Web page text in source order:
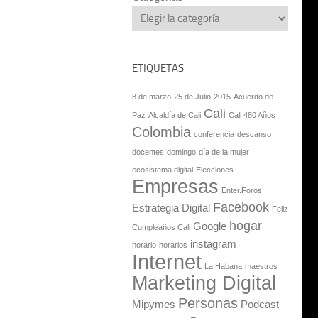
ETIQUETAS
8 de marzo 25 de Julio 2015 Acuerdo de
Paz Alcaldía de Cali Cali Cali 480 Años
Colombia conferencia descanso
docentes domingo día de la mujer
ecosistema digital Elecciones
Empresas Enter.Foros
Estrategia Digital Facebook Feliz
Cumpleaños Cali Google hogar
horario horarios instagram
Internet La Habana maestros
Marketing Digital
Mipymes Personas Podcast